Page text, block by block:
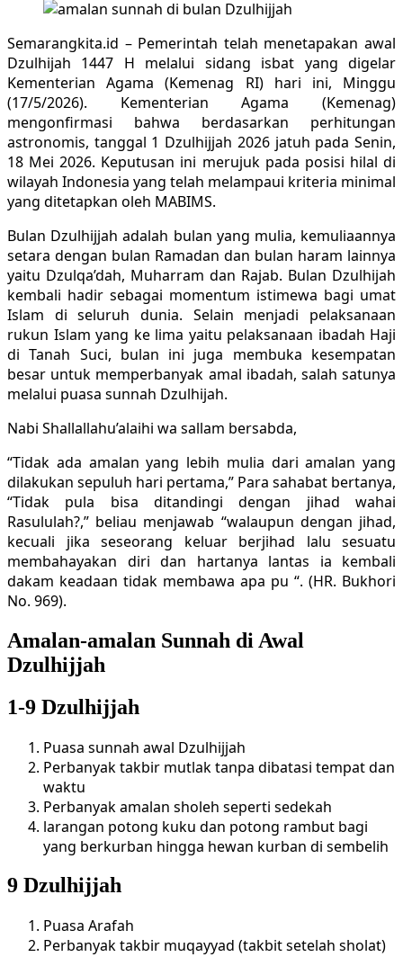
Semarangkita.id – Pemerintah telah menetapakan awal
Dzulhijah 1447 H melalui sidang isbat yang digelar
Kementerian Agama (Kemenag RI) hari ini, Minggu
(17/5/2026). Kementerian Agama (Kemenag)
mengonfirmasi bahwa berdasarkan perhitungan
astronomis, tanggal 1 Dzulhijjah 2026 jatuh pada Senin,
18 Mei 2026. Keputusan ini merujuk pada posisi hilal di
wilayah Indonesia yang telah melampaui kriteria minimal
yang ditetapkan oleh MABIMS.
Bulan Dzulhijjah adalah bulan yang mulia, kemuliaannya
setara dengan bulan Ramadan dan bulan haram lainnya
yaitu Dzulqa’dah, Muharram dan Rajab. Bulan Dzulhijah
kembali hadir sebagai momentum istimewa bagi umat
Islam di seluruh dunia. Selain menjadi pelaksanaan
rukun Islam yang ke lima yaitu pelaksanaan ibadah Haji
di Tanah Suci, bulan ini juga membuka kesempatan
besar untuk memperbanyak amal ibadah, salah satunya
melalui puasa sunnah Dzulhijah.
Nabi Shallallahu’alaihi wa sallam bersabda,
“Tidak ada amalan yang lebih mulia dari amalan yang
dilakukan sepuluh hari pertama,” Para sahabat bertanya,
“Tidak pula bisa ditandingi dengan jihad wahai
Rasululah?,” beliau menjawab “walaupun dengan jihad,
kecuali jika seseorang keluar berjihad lalu sesuatu
membahayakan diri dan hartanya lantas ia kembali
dakam keadaan tidak membawa apa pu “. (HR. Bukhori
No. 969).
Amalan-amalan Sunnah di Awal
Dzulhijjah
1-9 Dzulhijjah
Puasa sunnah awal Dzulhijjah
Perbanyak takbir mutlak tanpa dibatasi tempat dan
waktu
Perbanyak amalan sholeh seperti sedekah
larangan potong kuku dan potong rambut bagi
yang berkurban hingga hewan kurban di sembelih
9 Dzulhijjah
Puasa Arafah
Perbanyak takbir muqayyad (takbit setelah sholat)